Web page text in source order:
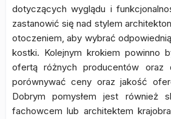
dotyczących wyglądu i
zastanowić się nad stylem
otoczeniem, aby wybrać
kostki. Kolejnym krokiem powinno
ofertą różnych producentów oraz
porównywać ceny oraz jakość
Dobrym pomysłem jest również
fachowcem lub architektem